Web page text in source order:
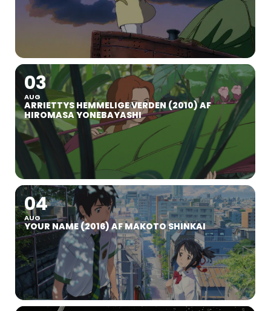
03
AUG
ARRIETTYS HEMMELIGE VERDEN (2010) AF
HIROMASA YONEBAYASHI
04
AUG
YOUR NAME (2016) AF MAKOTO SHINKAI